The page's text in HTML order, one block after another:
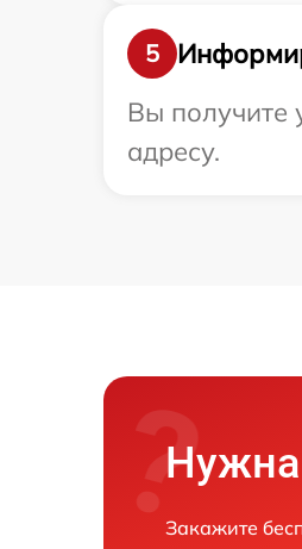
5
Вы получите
адресу.
Нужна
Закажите